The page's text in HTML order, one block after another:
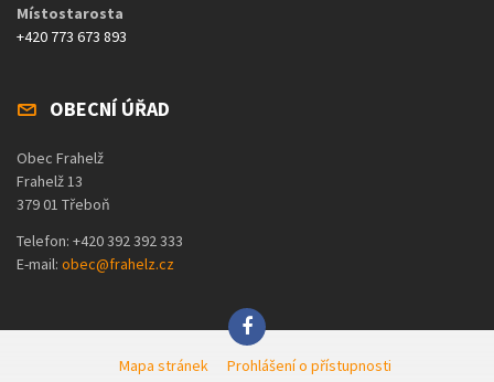
Místostarosta
+420 773 673 893
OBECNÍ ÚŘAD
Obec Frahelž
Frahelž 13
379 01 Třeboň
Telefon: +420 392 392 333
E-mail: obec@frahelz.cz
Mapa stránek Prohlášení o přístupnosti